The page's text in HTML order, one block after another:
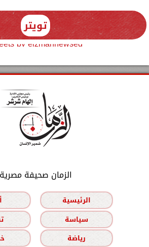
تويتر
by elzmannewseg
الزمان صحيفة مصرية
الرئيسية
سياسة
رياضة